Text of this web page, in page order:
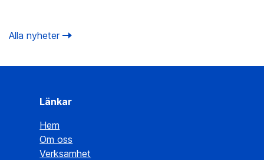
Alla nyheter
Länkar
Hem
Om oss
Verksamhet